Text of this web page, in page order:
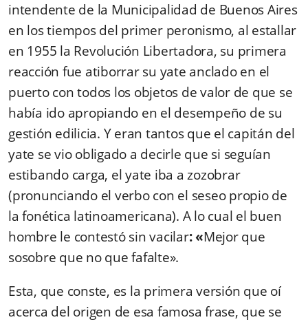
intendente de la Municipalidad de Buenos Aires
en los tiempos del primer peronismo, al estallar
en 1955 la Revolución Libertadora, su primera
reacción fue atiborrar su yate anclado en el
puerto con todos los objetos de valor de que se
había ido apropiando en el desempeño de su
gestión edilicia. Y eran tantos que el capitán del
yate se vio obligado a decirle que si seguían
estibando carga, el yate iba a zozobrar
(pronunciando el verbo con el seseo propio de
la fonética latinoamericana). A lo cual el buen
hombre le contestó sin vacilar: «Mejor que
sosobre que no que fafalte».
Esta, que conste, es la primera versión que oí
acerca del origen de esa famosa frase, que se